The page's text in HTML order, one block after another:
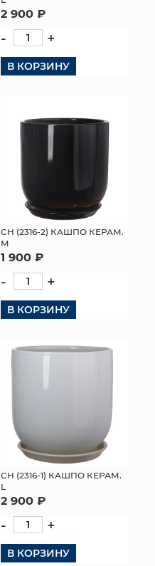
2 900 ₽
- +
В КОРЗИНУ
СН (2316-2) КАШПО КЕРАМ.
M
1 900 ₽
- +
В КОРЗИНУ
СН (2316-1) КАШПО КЕРАМ.
L
2 900 ₽
- +
В КОРЗИНУ